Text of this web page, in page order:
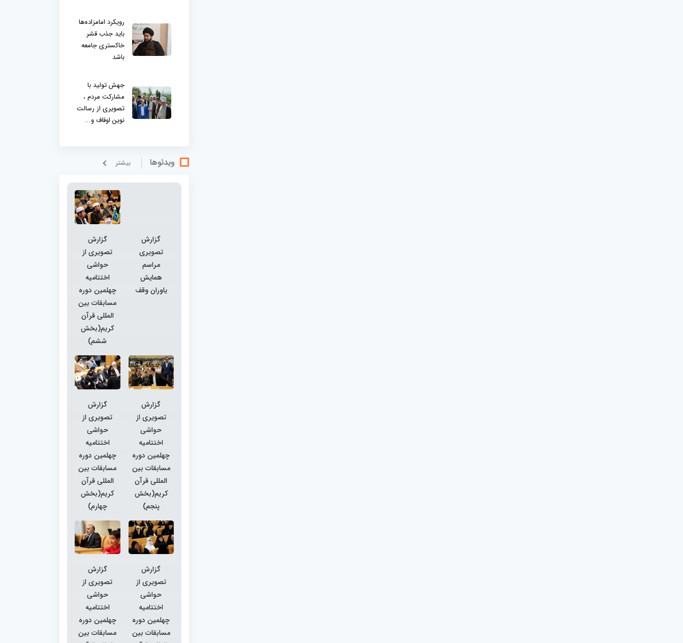
رویکرد امامزاده‌ها
باید جذب قشر
خاکستری جامعه
باشد
جهش تولید با
مشارکت مردم ،
تصویری از رسالت
نوین اوقاف و...
ویدئوها بيشتر
گزارش
تصویری
مراسم
همایش
یاوران وقف
گزارش
تصویری از
حواشی
اختتامیه
چهلمین دوره
مسابقات بین
المللی قرآن
کریم(بخش
ششم)
گزارش
تصویری از
حواشی
اختتامیه
چهلمین دوره
مسابقات بین
المللی قرآن
کریم(بخش
پنجم)
گزارش
تصویری از
حواشی
اختتامیه
چهلمین دوره
مسابقات بین
المللی قرآن
کریم(بخش
چهارم)
گزارش
تصویری از
حواشی
اختتامیه
چهلمین دوره
مسابقات بین
گزارش
تصویری از
حواشی
اختتامیه
چهلمین دوره
مسابقات بین